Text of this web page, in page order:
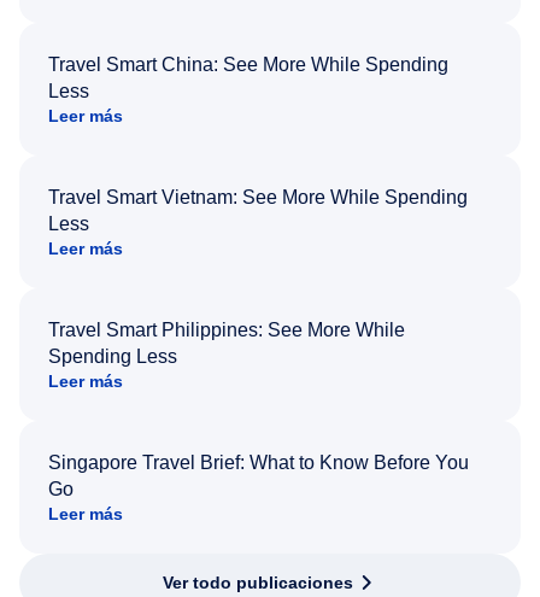
Travel Smart China: See More While Spending
Less
Leer más
Travel Smart Vietnam: See More While Spending
Less
Leer más
Travel Smart Philippines: See More While
Spending Less
Leer más
Singapore Travel Brief: What to Know Before You
Go
Leer más
Ver todo publicaciones